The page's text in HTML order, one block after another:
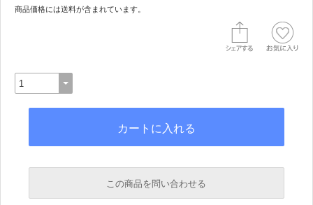
商品価格には送料が含まれています。
この商品を問い合わせる